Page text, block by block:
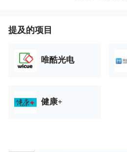
提及的项目
唯酷光电
健康+